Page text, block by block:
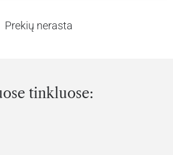
Prekių nerasta
tinkluose: